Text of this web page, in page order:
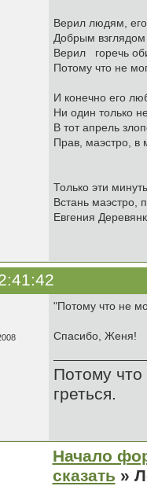
Верил людям,
Добрым
Верил горечь
Потому что не
И конечно его
Ни один только
В тот апрель
Прав, маэстро, в
Только эти
Встань маэстро,
Евгения
"Потому что не
Спасибо, Женя!
Потому что
греться.
Начало
сказать »